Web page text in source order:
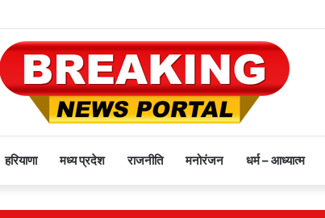
हरियाणा मध्य प्रदेश राजनीति मनोरंजन धर्म – आध्यात्म
16वीं ब्रिक्‍स व्यापार मंत्रियों की बैठक सफलतापूर्वक संपन्न